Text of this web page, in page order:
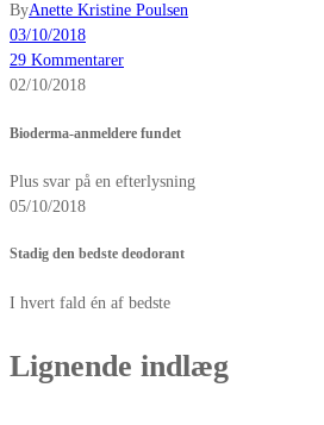
ByAnette Kristine Poulsen
03/10/2018
29 Kommentarer
02/10/2018
Bioderma-anmeldere fundet
Plus svar på en efterlysning
05/10/2018
Stadig den bedste deodorant
I hvert fald én af bedste
Lignende indlæg